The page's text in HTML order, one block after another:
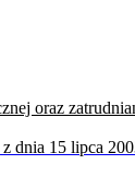
oraz
15 lipca